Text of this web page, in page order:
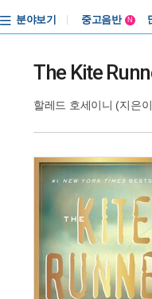
분야보기
중고음반
N
The Kite
할레드 호세이니 (지은